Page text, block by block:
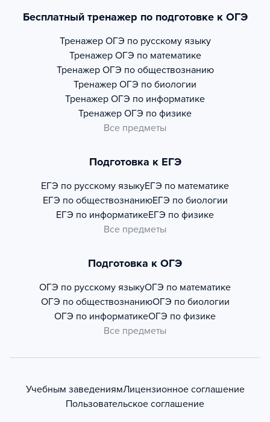
Бесплатный тренажер по подготовке к ОГЭ
Тренажер ОГЭ по русскому языку
Тренажер ОГЭ по математике
Тренажер ОГЭ по обществознанию
Тренажер ОГЭ по биологии
Тренажер ОГЭ по информатике
Тренажер ОГЭ по физике
Все предметы
Подготовка к ЕГЭ
ЕГЭ по русскому языкуЕГЭ по математике
ЕГЭ по обществознаниюЕГЭ по биологии
ЕГЭ по информатикеЕГЭ по физике
Все предметы
Подготовка к ОГЭ
ОГЭ по русскому языкуОГЭ по математике
ОГЭ по обществознаниюОГЭ по биологии
ОГЭ по информатикеОГЭ по физике
Все предметы
Учебным заведениямЛицензионное соглашение
Пользовательское соглашение